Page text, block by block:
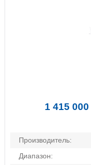
Производитель:
Диапазон:
1 415 000